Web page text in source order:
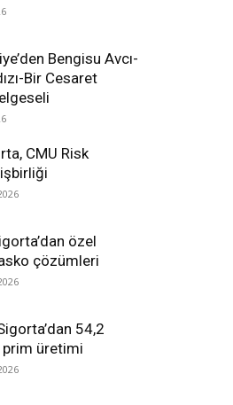
Bengisu Avcı-
Bir Cesaret
CMU Risk
özel
çözümleri
54,2
prim üretimi